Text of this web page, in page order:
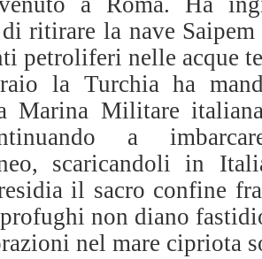
ritirare la nave Saipem
petroliferi nelle acque
la Turchia ha
Marina Militare
a
scaricandoli in
il sacro confine
non diano
nel mare cipriota